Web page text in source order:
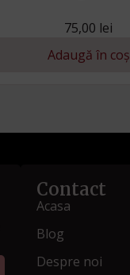
75,00 lei
Adaugă în coș
Contact
Acasa
Blog
Despre noi